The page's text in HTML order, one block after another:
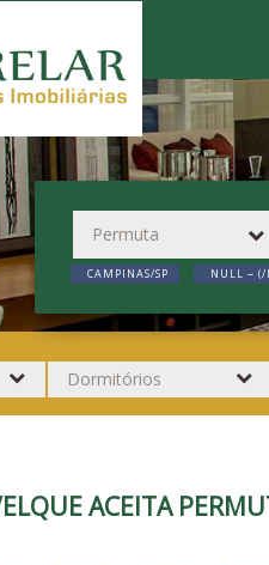
CAMPINAS/SP NULL ~ (/
ACEITA